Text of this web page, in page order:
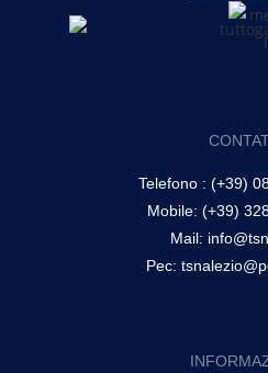
Telefono : (+39)
Mobile: (+39)
Mail:
Pec: